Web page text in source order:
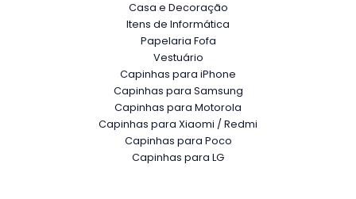
Casa e Decoração
Itens de Informática
Papelaria Fofa
Vestuário
Capinhas para iPhone
Capinhas para Samsung
Capinhas para Motorola
Capinhas para Xiaomi / Redmi
Capinhas para Poco
Capinhas para LG